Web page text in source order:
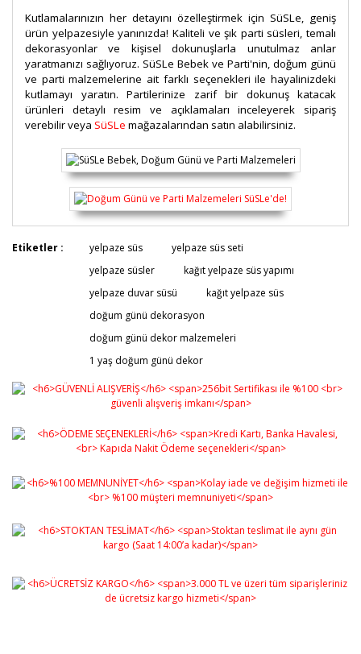
Kutlamalarınızın her detayını özelleştirmek için SüSLe, geniş
ürün yelpazesiyle yanınızda! Kaliteli ve şık parti süsleri, temalı
dekorasyonlar ve kişisel dokunuşlarla unutulmaz anlar
yaratmanızı sağlıyoruz. SüSLe Bebek ve Parti'nin, doğum günü
ve parti malzemelerine ait farklı seçenekleri ile hayalinizdeki
kutlamayı yaratın. Partilerinize zarif bir dokunuş katacak
ürünleri detaylı resim ve açıklamaları inceleyerek sipariş
verebilir veya SüSLe mağazalarından satın alabilirsiniz.
Bu ürüne ilk yorumu siz yapın!
Yorum Yaz
Bu ürünün fiyat bilgisi, resim, ürün açıklamalarında ve
formunu kullanarak tarafımıza iletebilirsiniz.
Görüş ve önerileriniz için teşekkür ederiz.
Ürün resmi kalitesiz, bozuk veya görüntülenemiyor.
Ürün açıklamasında eksik bilgiler bulunuyor.
Ürün fiyatı diğer sitelerden daha pahalı.
Gönder
Etiketler : yelpaze süs
yelpaze süs seti
yelpaze süsler
kağıt yelpaze süs yapımı
yelpaze duvar süsü
kağıt yelpaze süs
doğum günü dekorasyon
doğum günü dekor malzemeleri
1 yaş doğum günü dekor